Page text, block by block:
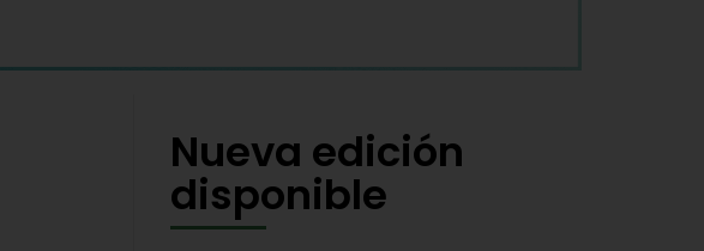
Nueva edición
disponible